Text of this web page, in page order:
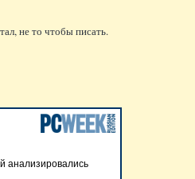
не то чтобы писать.
анализировались